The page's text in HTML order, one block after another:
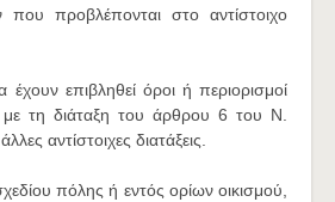
προβλέπονται στο αντίστοιχο
επιβληθεί όροι ή περιορισμοί
τη διάταξη του άρθρου 6 του Ν.
αντίστοιχες διατάξεις.
πόλης ή εντός ορίων οικισμού,